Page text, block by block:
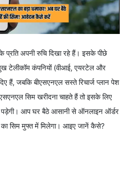
अपनी रुचि दिखा रहे हैं। इसके पीछे
टेलीकॉम कंपनियों (वीआई, एयरटेल और
हैं, जबकि बीएसएनएल सस्ते रिचार्ज प्लान पेश
सिम खरीदना चाहते हैं तो इसके लिए
आप घर बैठे आसानी से ऑनलाइन ऑर्डर
सिम मुफ्त में मिलेगा। आइए जानें कैसे?